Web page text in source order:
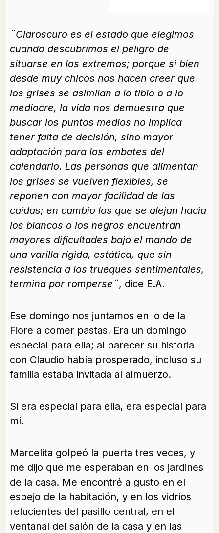
¨Claroscuro es el estado que elegimos
cuando descubrimos el peligro de
situarse en los extremos; porque si bien
desde muy chicos nos hacen creer que
los grises se asimilan a lo tibio o a lo
mediocre, la vida nos demuestra que
buscar los puntos medios no implica
tener falta de decisión, sino mayor
adaptación para los embates del
calendario. Las personas que alimentan
los grises se vuelven flexibles, se
reponen con mayor facilidad de las
caídas; en cambio los que se alejan hacia
los blancos o los negros encuentran
mayores dificultades bajo el mando de
una varilla rígida, estática, que sin
resistencia a los trueques sentimentales,
termina por romperse¨, dice E.A.
Ese domingo nos juntamos en lo de la
Fiore a comer pastas. Era un domingo
especial para ella; al parecer su historia
con Claudio había prosperado, incluso su
familia estaba invitada al almuerzo.
Si era especial para ella, era especial para
mí.
Marcelita golpeó la puerta tres veces, y
me dijo que me esperaban en los jardines
de la casa. Me encontré a gusto en el
espejo de la habitación, y en los vidrios
relucientes del pasillo central, en el
ventanal del salón de la casa y en las